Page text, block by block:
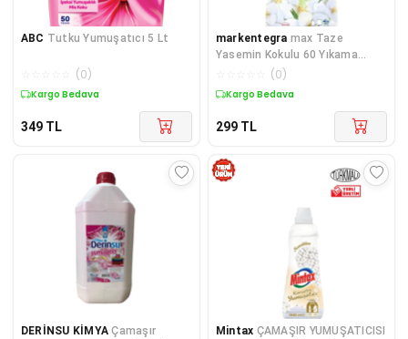
ABC Tutku Yumuşatıcı 5 Lt
(0)
Kargo Bedava
349 TL
markentegra max Taze
Yasemin Kokulu 60 Yıkama
Konsantre Çamaşır
(0)
Kargo Bedava
299 TL
DERİNSU KİMYA Çamaşır
Mintax ÇAMAŞIR YUMUŞATICISI